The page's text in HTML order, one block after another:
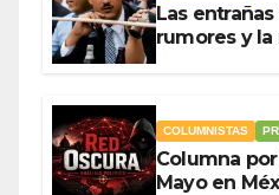
Las
rumores y la
COLUMNISTAS
Columna
Mayo en